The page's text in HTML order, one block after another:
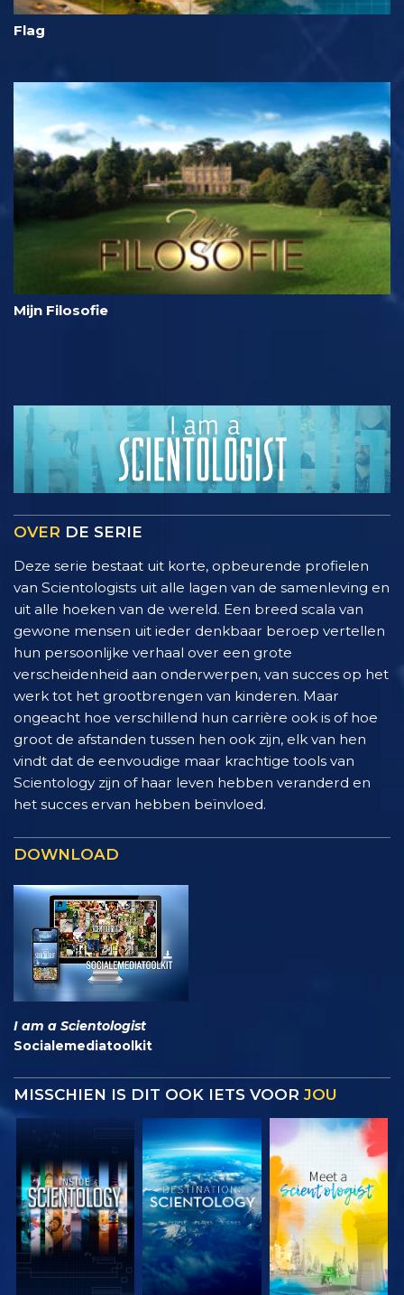
Flag
Mijn Filosofie
OVER DE SERIE
Deze serie bestaat uit korte, opbeurende profielen
van Scientologists uit alle lagen van de samenleving en
uit alle hoeken van de wereld. Een breed scala van
gewone mensen uit ieder denkbaar beroep vertellen
hun persoonlijke verhaal over een grote
verscheidenheid aan onderwerpen, van succes op het
werk tot het grootbrengen van kinderen. Maar
ongeacht hoe verschillend hun carrière ook is of hoe
groot de afstanden tussen hen ook zijn, elk van hen
vindt dat de eenvoudige maar krachtige tools van
Scientology zijn of haar leven hebben veranderd en
het succes ervan hebben beïnvloed.
DOWNLOAD
I am a Scientologist
Socialemediatoolkit
MISSCHIEN IS DIT OOK IETS VOOR JOU